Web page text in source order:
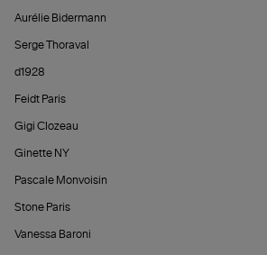
Aurélie Bidermann
Serge Thoraval
d1928
Feidt Paris
Gigi Clozeau
Ginette NY
Pascale Monvoisin
Stone Paris
Vanessa Baroni